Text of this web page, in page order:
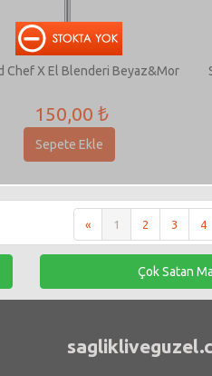
Chef X El Blenderi Beyaz&Mor
150,00 ₺
Sepete Ekle
« 1 2 3 4
Çok Satan